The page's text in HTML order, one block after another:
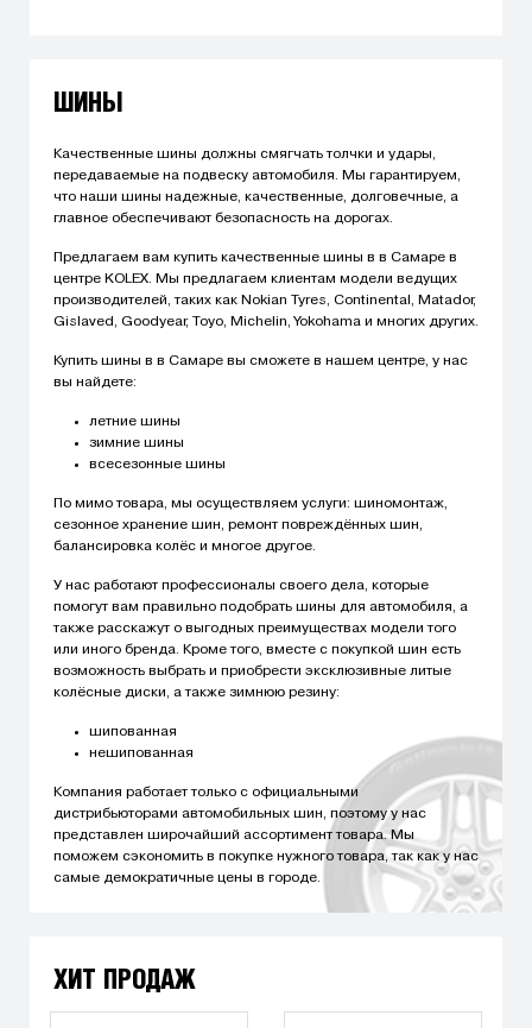
ШИНЫ
Качественные шины должны смягчать толчки и удары,
передаваемые на подвеску автомобиля. Мы гарантируем,
что наши шины надежные, качественные, долговечные, а
главное обеспечивают безопасность на дорогах.
Предлагаем вам купить качественные шины в в Самаре в
центре KOLEX. Мы предлагаем клиентам модели ведущих
производителей, таких как Nokian Tyres, Continental, Matador,
Gislaved, Goodyear, Toyo, Michelin, Yokohama и многих других.
Купить шины в в Самаре вы сможете в нашем центре, у нас
вы найдете:
летние шины
зимние шины
всесезонные шины
По мимо товара, мы осуществляем услуги: шиномонтаж,
сезонное хранение шин, ремонт повреждённых шин,
балансировка колёс и многое другое.
У нас работают профессионалы своего дела, которые
помогут вам правильно подобрать шины для автомобиля, а
также расскажут о выгодных преимуществах модели того
или иного бренда. Кроме того, вместе с покупкой шин есть
возможность выбрать и приобрести эксклюзивные литые
колёсные диски, а также зимнюю резину:
шипованная
нешипованная
Компания работает только с официальными
дистрибьюторами автомобильных шин, поэтому у нас
представлен широчайший ассортимент товара. Мы
поможем сэкономить в покупке нужного товара, так как у нас
самые демократичные цены в городе.
ХИТ ПРОДАЖ